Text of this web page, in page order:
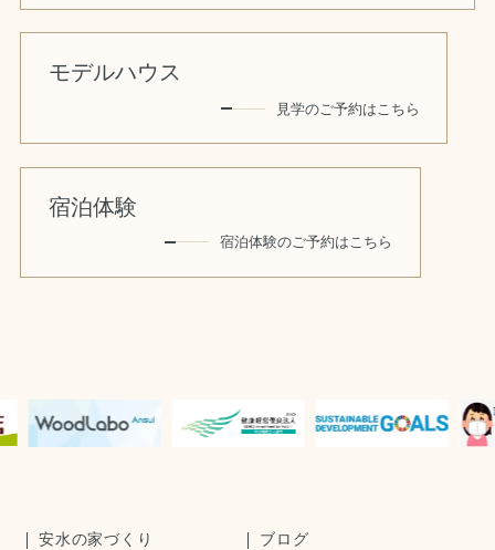
モデルハウス
見学のご予約はこちら
宿泊体験
宿泊体験のご予約はこちら
安水の家づくり ブログ